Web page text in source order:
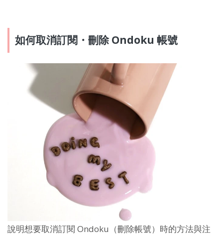
如何取消訂閱・刪除 Ondoku 帳號
說明想要取消訂閱 Ondoku（刪除帳號）時的方法與注